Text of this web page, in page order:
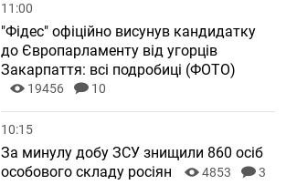
11:00
"Фідес" офіційно висунув кандидатку
до Європарламенту від угорців
Закарпаття: всі подробиці (ФОТО)
19456 10
10:15
За минулу добу ЗСУ знищили 860 осіб
особового складу росіян
4853 3